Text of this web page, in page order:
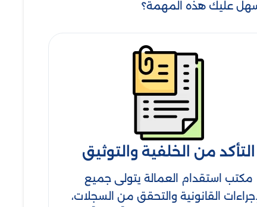
عليك هذه المهمة؟
التأكد من الخلفية والتوثيق
مكتب استقدام العمالة يتولى جميع
القانونية والتحقق من السجلات،